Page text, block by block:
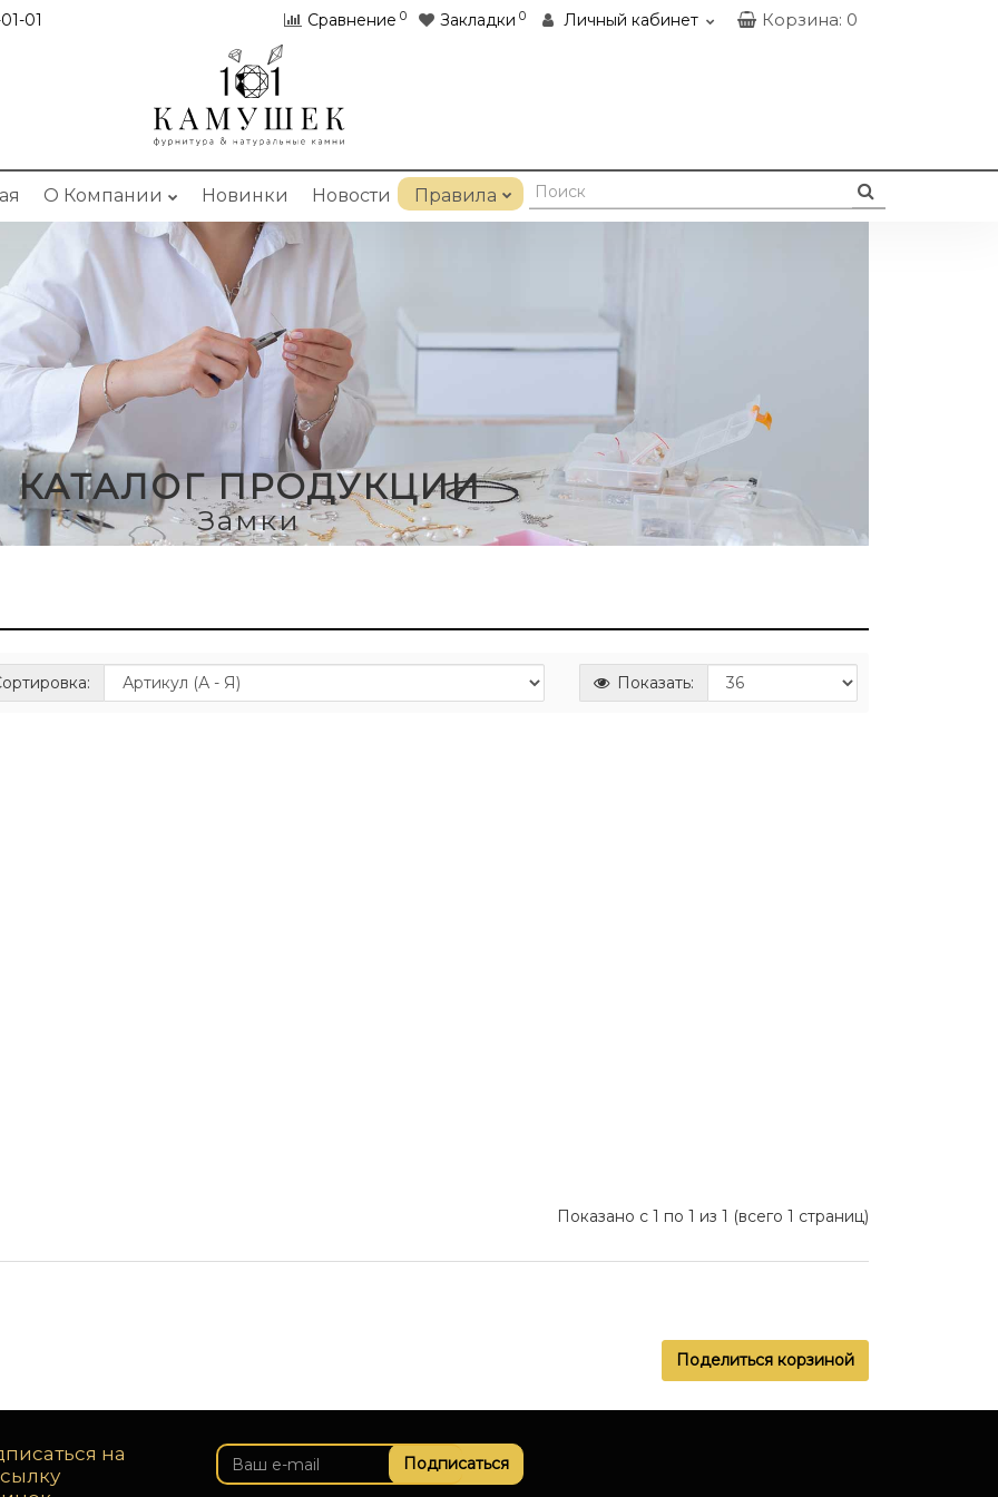
01 Сравнение 0 Закладки 0 Личный кабинет Корзина: 0
О Компании Новинки Новости Правила
КАТАЛОГ ПРОДУКЦИИ
Замки
Показать:
Показано с 1 по 1 из 1 (всего 1 страниц)
Поделиться корзиной
на
Подписаться